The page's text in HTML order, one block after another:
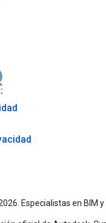
Especialistas en BIM y